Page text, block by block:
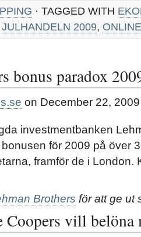
· TAGGED WITH
JULHANDELN 2009,
bonus paradox
on December 22,
investmentbanken
för 2009 på över
framför de i London.
Brothers för att ge ut
Coopers vill belöna